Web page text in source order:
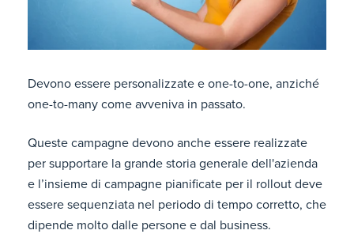
Devono essere personalizzate e one-to-one, anziché
one-to-many come avveniva in passato.
Queste campagne devono anche essere realizzate
per supportare la grande storia generale dell'azienda
e l’insieme di campagne pianificate per il rollout deve
essere sequenziata nel periodo di tempo corretto, che
dipende molto dalle persone e dal business.